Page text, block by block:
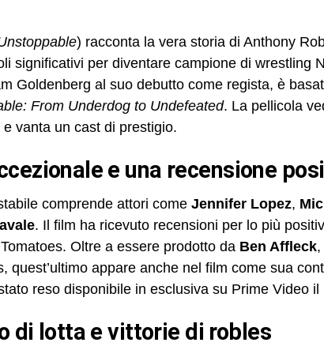
) racconta la vera storia di Anthony
significativi per diventare campione di wrestling
Goldenberg al suo debutto come regista, è
From Underdog to Undefeated. La pellicola
vanta un cast di prestigio.
e una recensione
comprende attori come Jennifer Lopez,
. Il film ha ricevuto recensioni per lo più
Oltre a essere prodotto da Ben Affleck,
quest’ultimo appare anche nel film come sua
reso disponibile in esclusiva su Prime Video il
di lotta e vittorie di robles